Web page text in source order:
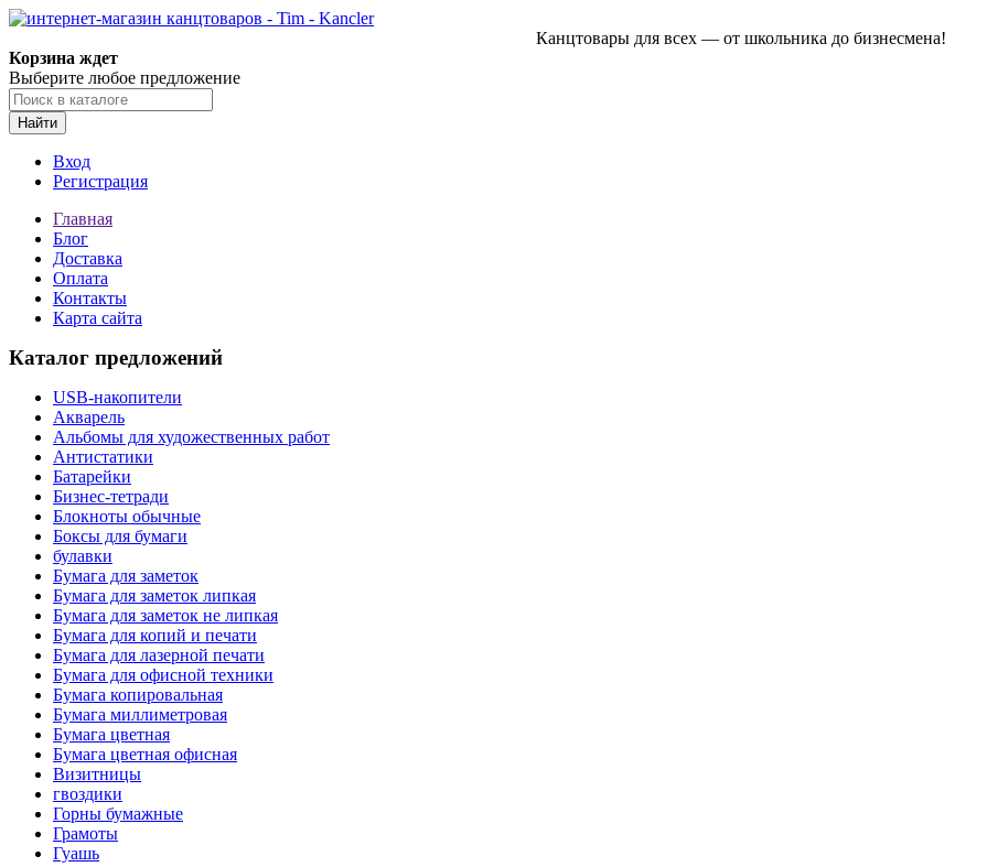
Канцтовары для всех — от школьника до бизнесмена!
Корзина ждет
Выберите любое предложение
Найти
Вход
Регистрация
Главная
Блог
Доставка
Оплата
Контакты
Карта сайта
Каталог предложений
USB-накопители
Акварель
Альбомы для художественных работ
Антистатики
Батарейки
Бизнес-тетради
Блокноты обычные
Боксы для бумаги
булавки
Бумага для заметок
Бумага для заметок липкая
Бумага для заметок не липкая
Бумага для копий и печати
Бумага для лазерной печати
Бумага для офисной техники
Бумага копировальная
Бумага миллиметровая
Бумага цветная
Бумага цветная офисная
Визитницы
гвоздики
Горны бумажные
Грамоты
Гуашь